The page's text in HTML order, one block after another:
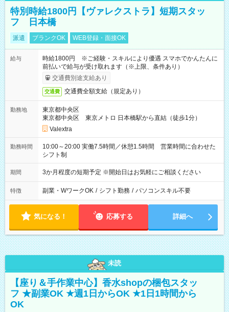
特別時給1800円【ヴァレクストラ】短期スタッ
フ 日本橋
派遣 ブランクOK WEB登録・面接OK
給与
時給1800円 ※ご経験・スキルにより優遇 スマホでかんたんに
前払いで給与が受け取れます（※上限、条件あり）
交通費別途支給あり
交通費 交通費全額支給（規定あり）
勤務地
東京都中央区
東京都中央区 東京メトロ 日本橋駅から直結（徒歩1分）
Valextra
勤務時間
10:00～20:00 実働7.5時間／休憩1.5時間 営業時間に合わせた
シフト制
期間 3か月程度の短期予定 ※開始日はお気軽にご相談ください
特徴 副業・WワークOK / シフト勤務 / パソコンスキル不要
気になる！ 応募する 詳細へ
未読
【座り＆手作業中心】香水shopの梱包スタッ
フ ★副業OK ★週1日からOK ★1日1時間から
OK